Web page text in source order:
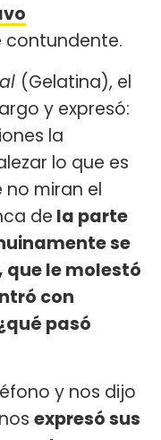
contundente.
(Gelatina), el
y expresó:
la
lo que es
miran el
de la parte
se
le molestó
con
pasó
y nos dijo
expresó sus